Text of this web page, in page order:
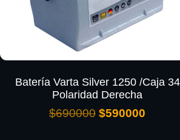
Batería Varta Silver 1250 /Caja 34
Polaridad Derecha
$690000 $590000